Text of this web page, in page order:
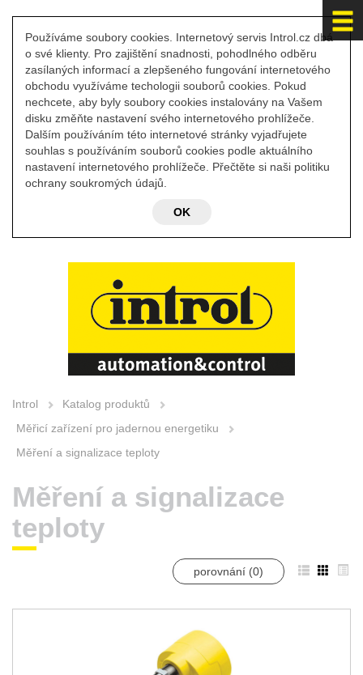
Používáme soubory cookies. Internetový servis Introl.cz dbá
o své klienty. Pro zajištění snadnosti, pohodlného odběru
zasílaných informací a zlepšeného fungování internetového
obchodu využíváme techologii souborů cookies. Pokud
nechcete, aby byly soubory cookies instalovány na Vašem
disku změňte nastavení svého internetového prohlížeče.
Dalším používáním této internetové stránky vyjadřujete
souhlas s používáním souborů cookies podle aktuálního
nastavení internetového prohlížeče. Přečtěte si naši politiku
ochrany soukromých údajů.
OK
Introl
Katalog produktů
Měřicí zařízení pro jadernou energetiku
Měření a signalizace teploty
Měření a signalizace
teploty
porovnání (0)